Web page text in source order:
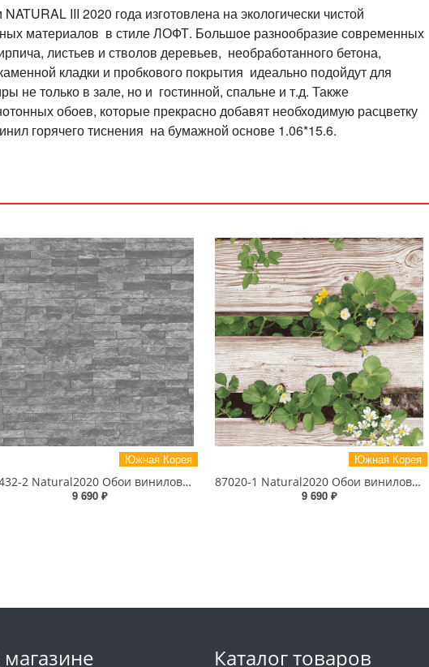
III 2020 года изготовлена на экологически чистой
материалов в стиле ЛОФТ. Большое разнообразие современных
листьев и стволов деревьев, необработанного бетона,
кладки и пробкового покрытия идеально подойдут для
не только в зале, но и гостинной, спальне и т.д. Также
обоев, которые прекрасно добавят необходимую расцветку
горячего тиснения на бумажной основе 1.06*15.6.
Южная Корея
88432-2 Natural2020 Обои виниловые на бумажной основе 1.06*15.6
9 690 ₽
Южная Корея
87020-1 Natural2020 Обои виниловые на бумажной основе 1.06*15.6
9 690 ₽
Каталог товаров